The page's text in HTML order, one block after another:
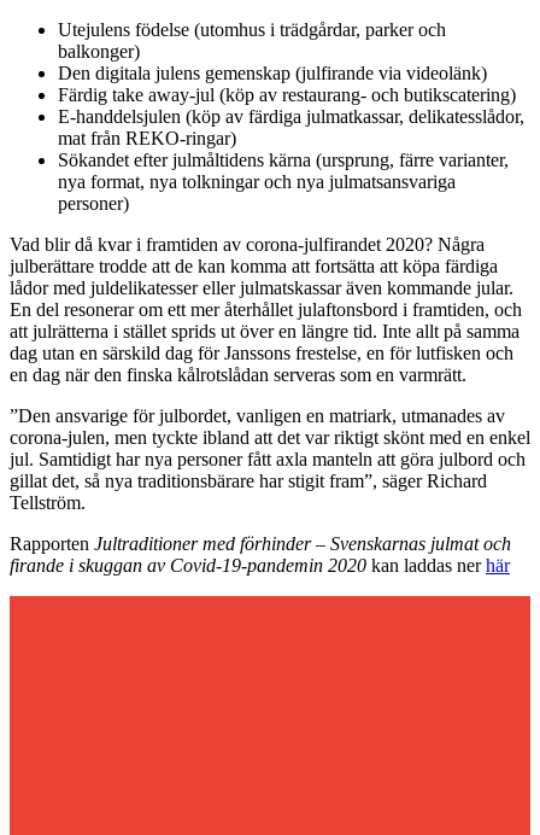
Utejulens födelse (utomhus i trädgårdar, parker och
balkonger)
Den digitala julens gemenskap (julfirande via videolänk)
Färdig take away-jul (köp av restaurang- och butikscatering)
E-handdelsjulen (köp av färdiga julmatkassar, delikatesslådor,
mat från REKO-ringar)
Sökandet efter julmåltidens kärna (ursprung, färre varianter,
nya format, nya tolkningar och nya julmatsansvariga
personer)
Vad blir då kvar i framtiden av corona-julfirandet 2020? Några
julberättare trodde att de kan komma att fortsätta att köpa färdiga
lådor med juldelikatesser eller julmatskassar även kommande jular.
En del resonerar om ett mer återhållet julaftonsbord i framtiden, och
att julrätterna i stället sprids ut över en längre tid. Inte allt på samma
dag utan en särskild dag för Janssons frestelse, en för lutfisken och
en dag när den finska kålrotslådan serveras som en varmrätt.
”Den ansvarige för julbordet, vanligen en matriark, utmanades av
corona-julen, men tyckte ibland att det var riktigt skönt med en enkel
jul. Samtidigt har nya personer fått axla manteln att göra julbord och
gillat det, så nya traditionsbärare har stigit fram”, säger Richard
Tellström.
Rapporten Jultraditioner med förhinder – Svenskarnas julmat och
firande i skuggan av Covid-19-pandemin 2020 kan laddas nerhär